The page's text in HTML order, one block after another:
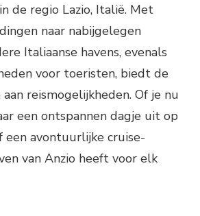
de regio Lazio, Italië. Met
naar nabijgelegen
Italiaanse havens, evenals
voor toeristen, biedt de
aan reismogelijkheden. Of je nu
een ontspannen dagje uit op
een avontuurlijke cruise-
van Anzio heeft voor elk